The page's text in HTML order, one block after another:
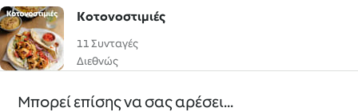
Κοτονοστιμιές
11 Συνταγές
Διεθνώς
Μπορεί επίσης να σας αρέσει...